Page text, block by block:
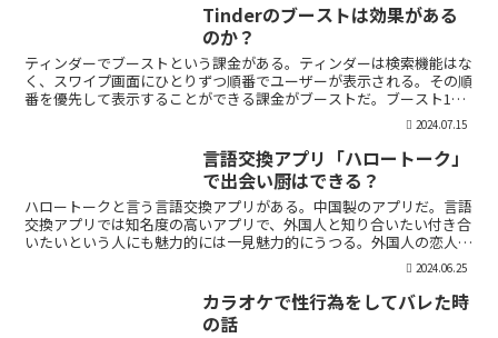
Tinderのブーストは効果がある
のか？
ティンダーでブーストという課金がある。ティンダーは検索機能はな
く、スワイプ画面にひとりずつ順番でユーザーが表示される。その順
番を優先して表示することができる課金がブーストだ。ブースト1つ
2024.07.15
言語交換アプリ「ハロートーク」
で出会い厨はできる？
ハロートークと言う言語交換アプリがある。中国製のアプリだ。言語
交換アプリでは知名度の高いアプリで、外国人と知り合いたい付き合
いたいという人にも魅力的には一見魅力的にうつる。外国人の恋人欲
しいよな。俺もエマワトソンと結婚してえ。ではハロートー...2024.06.25
カラオケで性行為をしてバレた時
の話